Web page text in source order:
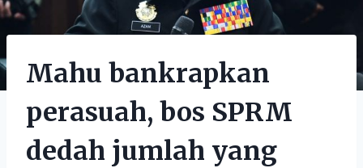
Mahu bankrapkan
perasuah, bos SPRM
dedah jumlah yang